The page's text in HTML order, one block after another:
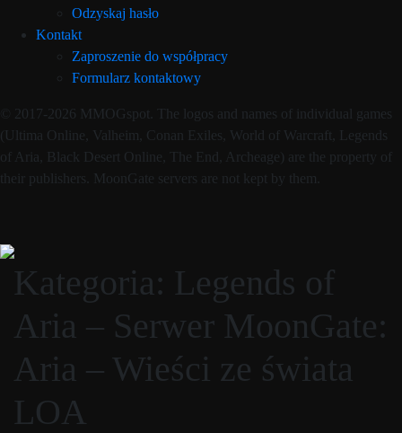
Odzyskaj hasło
Kontakt
Zaproszenie do współpracy
Formularz kontaktowy
© 2017-2026 MMOGspot. The logos and names of individual games
(Ultima Online, Valheim, Conan Exiles, World of Warcraft, Legends
of Aria, Black Desert Online, The End, Archeage) are the property of
their publishers. MoonGate servers are not kept by them.
Kategoria: Legends of
Aria – Serwer MoonGate:
Aria – Wieści ze świata
LOA